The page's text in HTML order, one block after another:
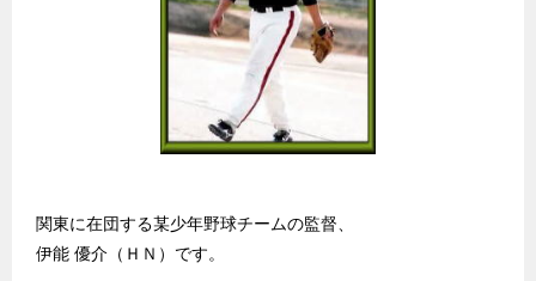
関東に在団する某少年野球チームの監督、
伊能 優介（ＨＮ）です。